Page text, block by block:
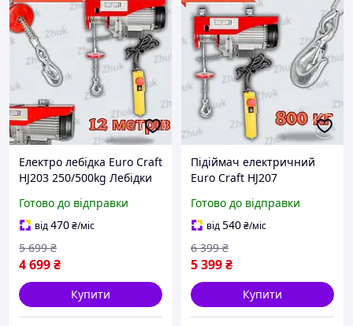
Електро лебідка Euro Craft
HJ203 250/500kg Лебідки
Готово до відправки
від470₴/міс
4 699₴
5 699 ₴
Купити
Підіймач електричний
Euro Craft HJ207
електричні 220
Готово до відправки
від540₴/міс
5 399₴
6 399 ₴
Купити